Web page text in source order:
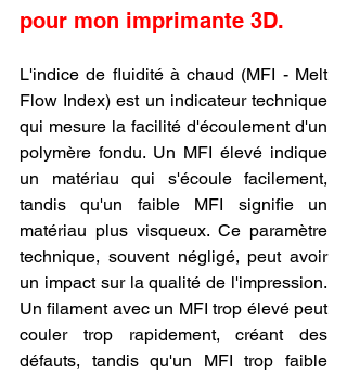
pour mon imprimante 3D.
L'indice de fluidité à chaud (MFI - Melt
Flow Index) est un indicateur technique
qui mesure la facilité d'écoulement d'un
polymère fondu. Un MFI élevé indique
un matériau qui s'écoule facilement,
tandis qu'un faible MFI signifie un
matériau plus visqueux. Ce paramètre
technique, souvent négligé, peut avoir
un impact sur la qualité de l'impression.
Un filament avec un MFI trop élevé peut
couler trop rapidement, créant des
défauts, tandis qu'un MFI trop faible